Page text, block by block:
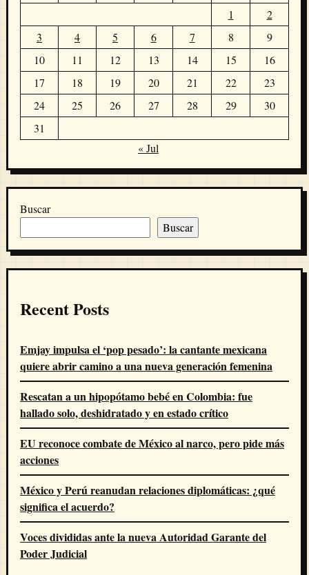
1
2
3
4 5 6 7 8
9
10
11 12 13 14 15
16
17
18 19 20 21 22
23
24
25 26 27 28 29
30
31
« Jul
Buscar
Buscar
Recent Posts
Emjay impulsa el ‘pop pesado’: la cantante mexicana
quiere abrir camino a una nueva generación femenina
Rescatan a un hipopótamo bebé en Colombia: fue
hallado solo, deshidratado y en estado crítico
EU reconoce combate de México al narco, pero pide más
acciones
México y Perú reanudan relaciones diplomáticas: ¿qué
significa el acuerdo?
Voces divididas ante la nueva Autoridad Garante del
Poder Judicial